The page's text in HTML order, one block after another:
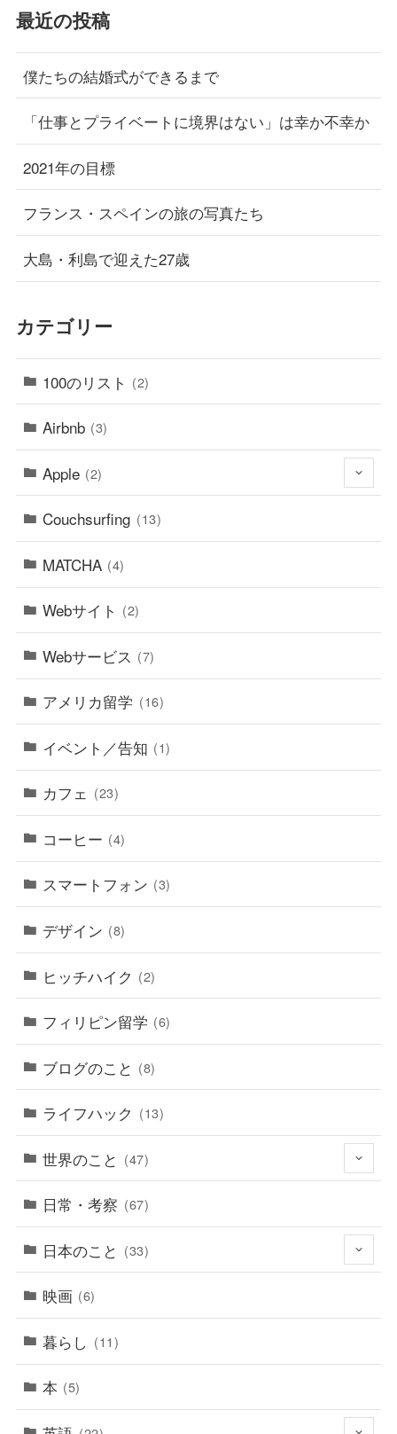
最近の投稿
僕たちの結婚式ができるまで
「仕事とプライベートに境界はない」は幸か不幸か
2021年の目標
フランス・スペインの旅の写真たち
大島・利島で迎えた27歳
カテゴリー
100のリスト (2)
Airbnb (3)
Apple (2)
Couchsurfing (13)
MATCHA (4)
Webサイト (2)
Webサービス (7)
アメリカ留学 (16)
イベント／告知 (1)
カフェ (23)
コーヒー (4)
スマートフォン (3)
デザイン (8)
ヒッチハイク (2)
フィリピン留学 (6)
ブログのこと (8)
ライフハック (13)
世界のこと (47)
日常・考察 (67)
日本のこと (33)
映画 (6)
暮らし (11)
本 (5)